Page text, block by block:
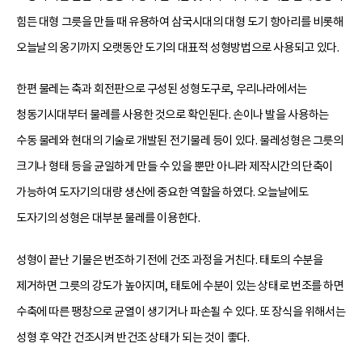
힘든 대형 그릇을 만들 때 유용하여 삼국시대의 대형 도기 항아리를 비롯해
오늘날의 옹기까지 오랫동안 도기의 대표적 성형방법으로 사용되고 있다.
한편 물레는 축과 회전판으로 구성된 성형도구로, 우리나라에서는
청동기시대부터 물레를 사용한 것으로 확인된다. 손이나 발을 사용하는
수동 물레와 현대의 기술로 개발된 전기물레 등이 있다. 물레성형은 그릇의
크기나 형태 등을 균일하게 만들 수 있을 뿐만 아니라 제작시간의 단축이
가능하여 도자기의 대량 생산에 중요한 역할을 하였다. 오늘날에도
도자기의 성형은 대부분 물레를 이용한다.
성형이 끝난 기물은 번조하기 전에 건조 과정을 거친다. 태토의 수분을
제거하면 그릇의 강도가 높아지며, 태토에 수분이 있는 상태로 번조를 하면
수축에 따른 팽창으로 균열이 생기거나 파손될 수 있다. 또 장식을 위해서는
성형 후 약간 건조시켜 반건조 상태가 되는 것이 좋다.